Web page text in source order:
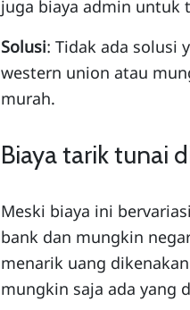
juga biaya admin untuk
Solusi: Tidak ada solusi
western union atau
murah.
Biaya tarik tunai
Meski biaya ini
bank dan mungkin
menarik uang
mungkin saja ada yang